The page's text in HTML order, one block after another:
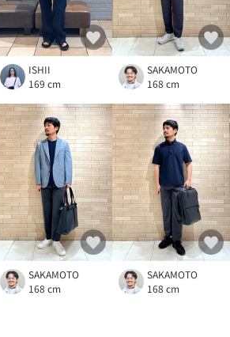
ISHII
169 cm
SAKAMOTO
168 cm
SAKAMOTO
168 cm
SAKAMOTO
168 cm